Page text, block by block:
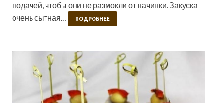
подачей, чтобы они не размокли от начинки. Закуска
очень сытная…
ПОДРОБНЕЕ